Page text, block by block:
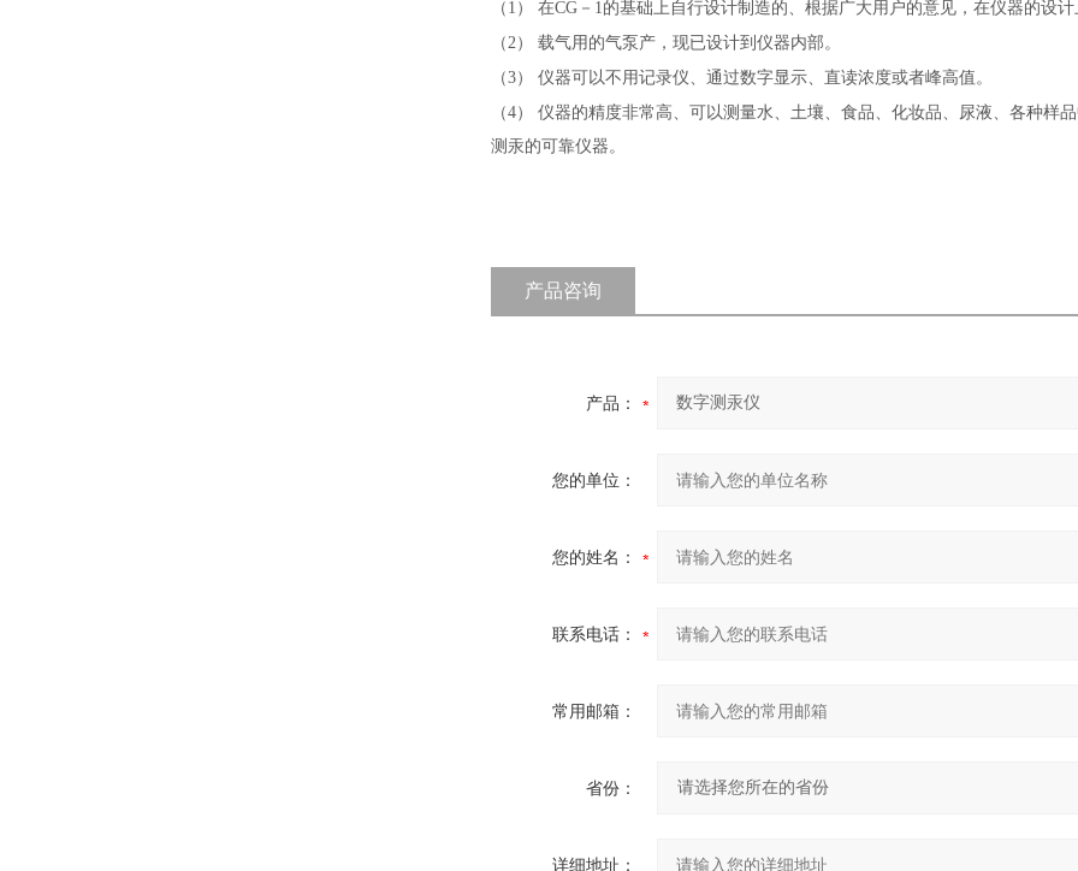
（ 1 ） 在CG － 1的基础上自行设计制造的、根据广大用户的意见，在仪器的设
（2）
载气用的气泵产，现已设计到仪器内部。
（3）
仪器可以不用记录仪、通过数字显示、直读浓度或者峰高值。
（4）
仪器的精度非常高、可以测量水、土壤、食品、化妆品、尿液、各种样
测汞的可靠仪器。
产品咨询
产品：
您的单位：
您的姓名：
联系电话：
常用邮箱：
省份：
详细地址：